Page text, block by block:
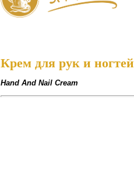
Крем для рук и ногтей
Hand And Nail Cream